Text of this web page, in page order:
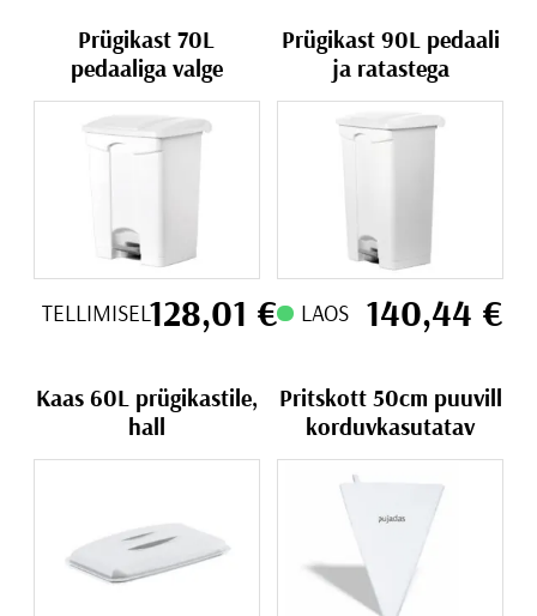
Prügikast 70L
pedaaliga valge
TELLIMISEL128,01 €
Prügikast 90L pedaali
ja ratastega
LAOS 140,44 €
Kaas 60L prügikastile,
hall
Pritskott 50cm puuvill
korduvkasutatav